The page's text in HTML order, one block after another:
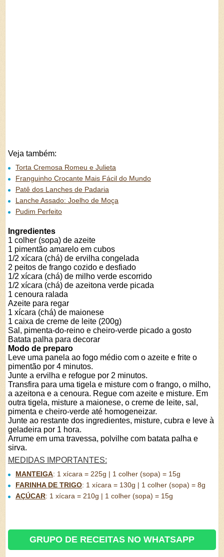
Veja também:
Torta Cremosa Romeu e Julieta
Franguinho Crocante Mais Fácil do Mundo
Patê dos Lanches de Padaria
Lanche Assado: Joelho de Moça
Pudim Perfeito
Ingredientes
1 colher (sopa) de azeite
1 pimentão amarelo em cubos
1/2 xícara (chá) de ervilha congelada
2 peitos de frango cozido e desfiado
1/2 xícara (chá) de milho verde escorrido
1/2 xícara (chá) de azeitona verde picada
1 cenoura ralada
Azeite para regar
1 xícara (chá) de maionese
1 caixa de creme de leite (200g)
Sal, pimenta-do-reino e cheiro-verde picado a gosto
Batata palha para decorar
Modo de preparo
Leve uma panela ao fogo médio com o azeite e frite o
pimentão por 4 minutos.
Junte a ervilha e refogue por 2 minutos.
Transfira para uma tigela e misture com o frango, o milho,
a azeitona e a cenoura. Regue com azeite e misture. Em
outra tigela, misture a maionese, o creme de leite, sal,
pimenta e cheiro-verde até homogeneizar.
Junte ao restante dos ingredientes, misture, cubra e leve à
geladeira por 1 hora.
Arrume em uma travessa, polvilhe com batata palha e
sirva.
MEDIDAS IMPORTANTES:
MANTEIGA: 1 xícara = 225g | 1 colher (sopa) = 15g
FARINHA DE TRIGO: 1 xícara = 130g | 1 colher (sopa) = 8g
AÇÚCAR: 1 xícara = 210g | 1 colher (sopa) = 15g
GRUPO DE RECEITAS NO WHATSAPP